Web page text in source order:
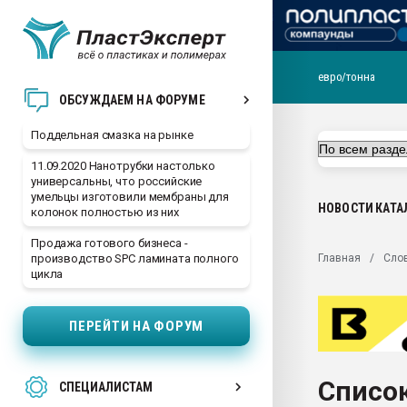
ОБСУЖДАЕМ НА ФОРУМЕ
Поддельная смазка на рынке
11.09.2020 Нанотрубки настолько
универсальны, что российские
умельцы изготовили мембраны для
колонок полностью из них
Продажа готового бизнеса -
производство SPC ламината полного
цикла
ПЕРЕЙТИ НА ФОРУМ
СПЕЦИАЛИСТАМ
ближайшее
Подмосковье, Москва
первый план в
28.07.2026
ситуацией на
Всё, что касается
Материал поверхности
Продам отходы
евро/тонна
НОВОСТИ
Главная